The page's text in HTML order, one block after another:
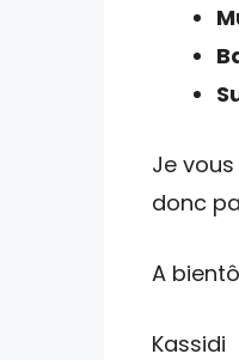
Je
donc
A
Kassidi